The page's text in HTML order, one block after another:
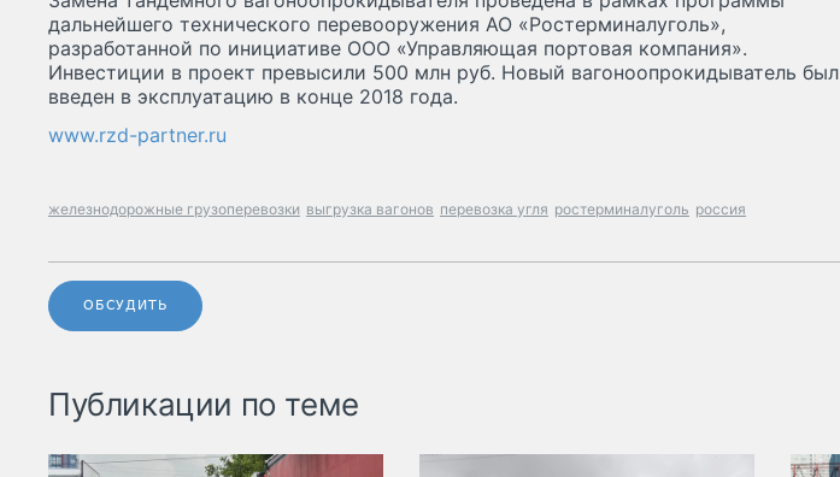
дальнейшего технического перевооружения АО «Ростерминалуголь»,
разработанной по инициативе ООО «Управляющая портовая компания».
Инвестиции в проект превысили 500 млн руб. Новый вагоноопрокидыватель был
введен в эксплуатацию в конце 2018 года.
www.rzd-partner.ru
железнодорожные грузоперевозки выгрузка вагонов перевозка угля ростерминалуголь россия
ОБСУДИТЬ
Публикации по теме